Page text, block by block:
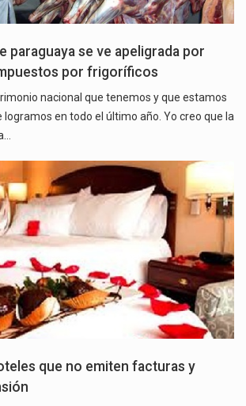
paraguaya se ve apeligrada por
por frigoríficos
nacional que tenemos y que estamos
logramos en todo el último año. Yo creo que la
que no emiten facturas y